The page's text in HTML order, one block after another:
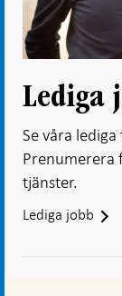
Lediga
Se våra
Prenumerera
tjänster.
Lediga jobb